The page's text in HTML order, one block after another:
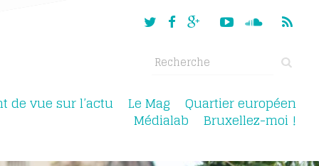
de vue sur l’actu Le Mag Quartier européen
Médialab Bruxellez-moi !